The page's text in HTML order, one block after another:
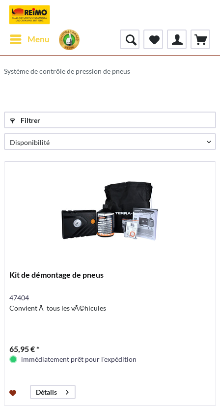
Menu
Système de contrôle de pression de pneus
Filtrer
Kit de démontage de pneus
47404
Convient Ã tous les vÃ©hicules
65,95 € *
immédiatement prêt pour l'expédition
Détails